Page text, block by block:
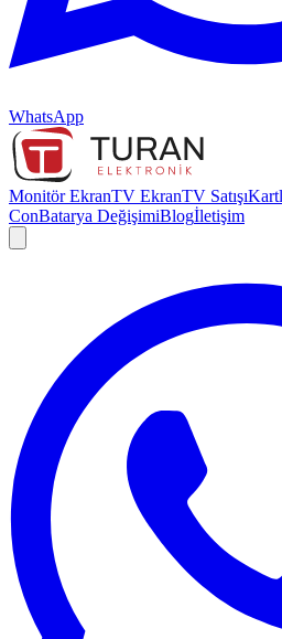
WhatsApp
Monitör EkranTV EkranTV Satışı
ConBatarya DeğişimiBlogİletişim